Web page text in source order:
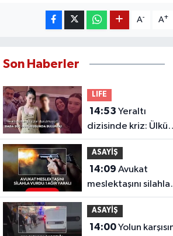
A- A+
Son Haberler
LIFE
14:53 Yeraltı
dizisinde kriz: Ülkü
Hilal Çiftçi'nin
babasından Hakan
Çelebi ve OnTalent
Menajerlik hakkında
suç duyurusu
ASAYİŞ
14:09 Avukat
meslektaşını silahla
vurdu: 1 ağır yaralı
ASAYİŞ
14:00Yolun karşısına